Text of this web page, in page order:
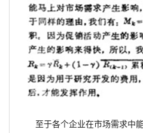
至于各个企业在市场需求中